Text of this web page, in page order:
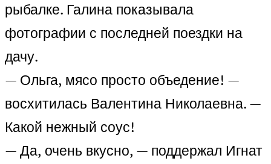
рыбалке. Галина показывала
фотографии с последней поездки на
дачу.
— Ольга, мясо просто объедение! —
восхитилась Валентина Николаевна. —
Какой нежный соус!
— Да, очень вкусно, — поддержал Игнат